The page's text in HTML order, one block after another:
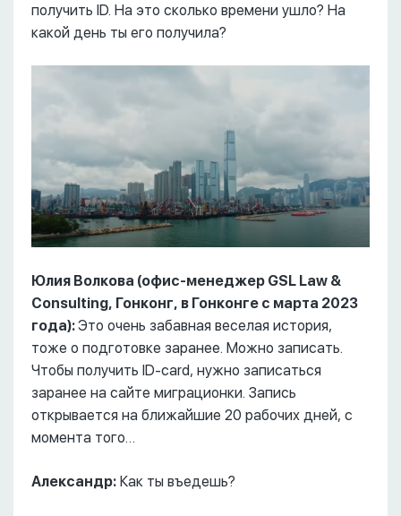
получить ID. На это сколько времени ушло? На
какой день ты его получила?
Юлия Волкова (офис-менеджер GSL Law &
Consulting, Гонконг, в Гонконге с марта 2023
года):Это очень забавная веселая история,
тоже о подготовке заранее. Можно записать.
Чтобы получить ID-card, нужно записаться
заранее на сайте миграционки. Запись
открывается на ближайшие 20 рабочих дней, с
момента того…
Александр: Как ты въедешь?